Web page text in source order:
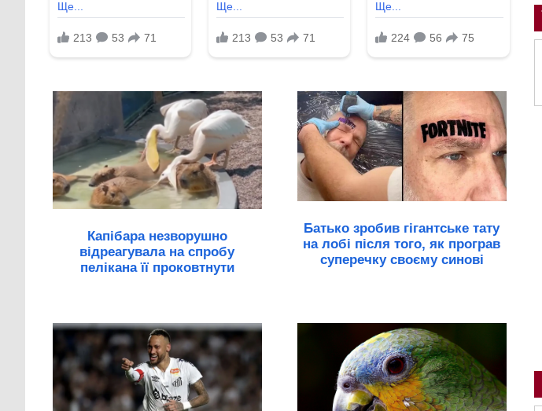
Капібара незворушно
відреагувала на спробу
пелікана її проковтнути
Батько зробив гігантське тату
на лобі після того, як програв
суперечку своєму синові